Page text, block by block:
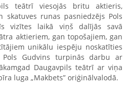
teātrī viesojās britu aktieris,
skatuves runas pasniedzējs Pols
vizītes laikā viņš dalījās savā
aktieriem, gan topošajiem, gan
unikālu iespēju noskatīties
Pols Gudvins turpinās darbu ar
Daugavpils teātrī ar viņa
luga „Makbets” oriģinālvalodā.